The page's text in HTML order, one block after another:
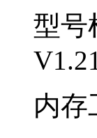
内存